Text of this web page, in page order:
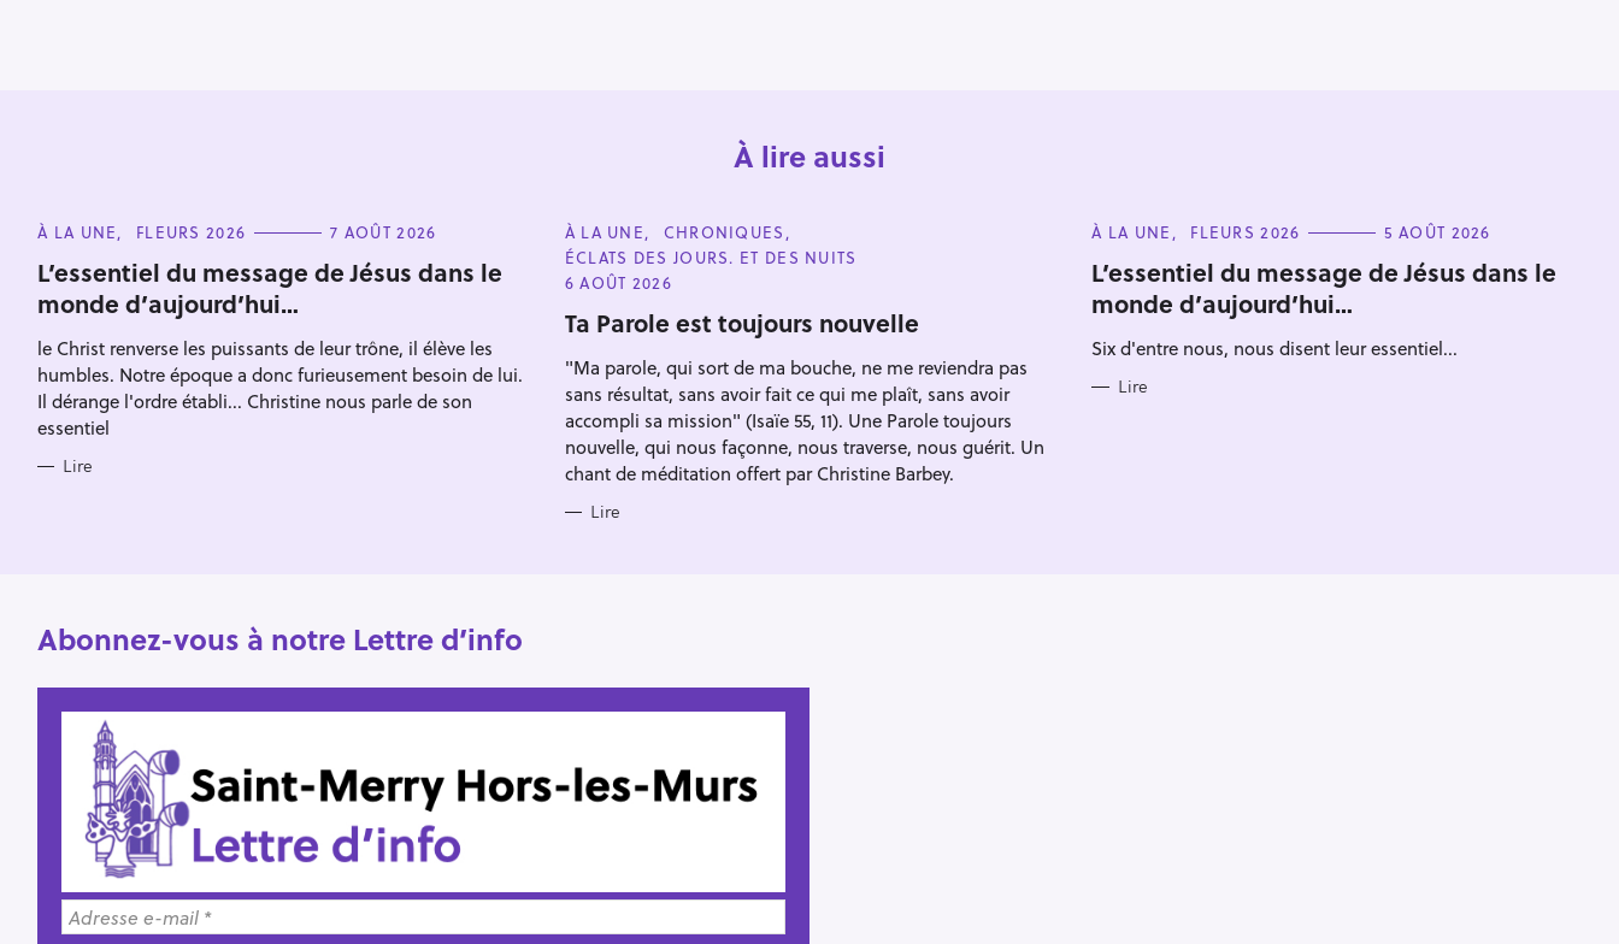
À lire aussi
C
T
E
G
O
I
E
S
À LA UNE FLEURS 2026 7 AOÛT 2026
L’essentiel du message de Jésus dans le
monde d’aujourd’hui…
le Christ renverse les puissants de leur trône, il élève les
humbles. Notre époque a donc furieusement besoin de lui.
Il dérange l'ordre établi... Christine nous parle de son
essentiel
Lire
C
A
T
E
O
R
E
À LA UNE
CHRONIQUES
ÉCLATS DES JOURS. ET DES NUITS
6 AOÛT 2026
Ta Parole est toujours nouvelle
"Ma parole, qui sort de ma bouche, ne me reviendra pas
sans résultat, sans avoir fait ce qui me plaît, sans avoir
accompli sa mission" (Isaïe 55, 11). Une Parole toujours
nouvelle, qui nous façonne, nous traverse, nous guérit. Un
chant de méditation offert par Christine Barbey.
Lire
C
T
E
G
O
I
S
À LA UNE FLEURS 2026 5 AOÛT 2026
L’essentiel du message de Jésus dans le
monde d’aujourd’hui…
Six d'entre nous, nous disent leur essentiel...
Lire
Abonnez-vous à notre Lettre d’info